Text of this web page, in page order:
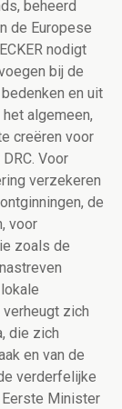
beheerd
de Europese
nodigt
bij de
en uit
algemeen,
creëren voor
Voor
verzekeren
de
voor
zoals de
verheugt zich
die zich
en van de
verderfelijke
Minister